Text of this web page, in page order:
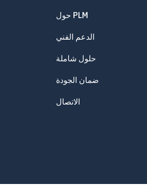
حول PLM
الدعم الفني
حلول شاملة
ضمان الجودة
الاتصال